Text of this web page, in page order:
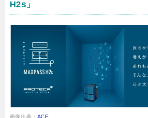
H2s」
画像出典： ACE